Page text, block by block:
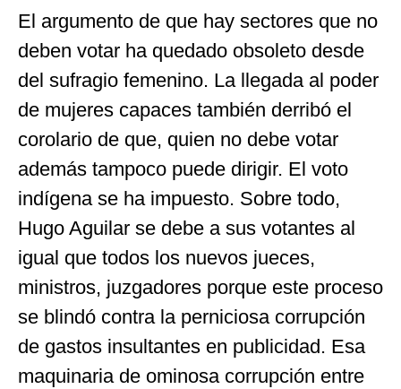
El argumento de que hay sectores que no
deben votar ha quedado obsoleto desde
del sufragio femenino. La llegada al poder
de mujeres capaces también derribó el
corolario de que, quien no debe votar
además tampoco puede dirigir. El voto
indígena se ha impuesto. Sobre todo,
Hugo Aguilar se debe a sus votantes al
igual que todos los nuevos jueces,
ministros, juzgadores porque este proceso
se blindó contra la perniciosa corrupción
de gastos insultantes en publicidad. Esa
maquinaria de ominosa corrupción entre